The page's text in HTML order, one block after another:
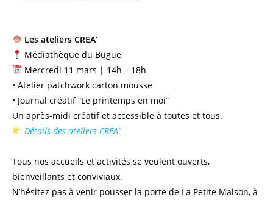
Les ateliers CREA’
Médiathèque du Bugue
Mercredi 11 mars | 14h – 18h
• Atelier patchwork carton mousse
• Journal créatif “Le printemps en moi”
Un après-midi créatif et accessible à toutes et tous.
Détails des ateliers CREA’
Tous nos accueils et activités se veulent ouverts,
bienveillants et conviviaux.
N’hésitez pas à venir pousser la porte de La Petite Maison, à